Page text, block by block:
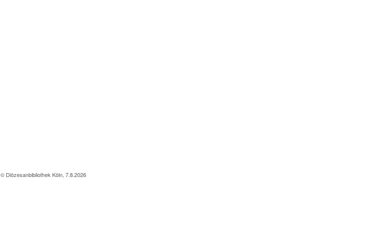
© Diözesanbibliothek Köln, 7.8.2026